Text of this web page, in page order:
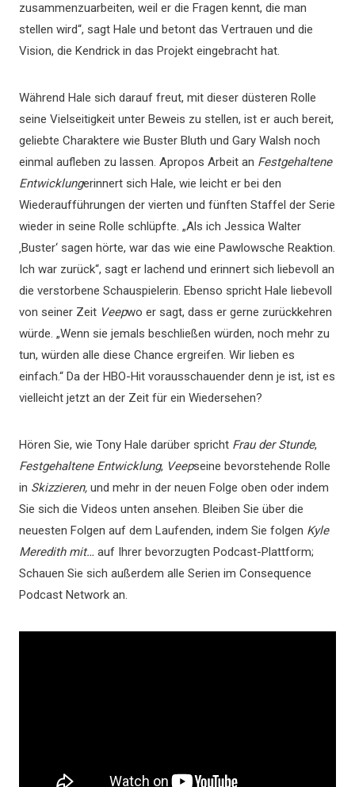
zusammenzuarbeiten, weil er die Fragen kennt, die man
stellen wird“, sagt Hale und betont das Vertrauen und die
Vision, die Kendrick in das Projekt eingebracht hat.
Während Hale sich darauf freut, mit dieser düsteren Rolle
seine Vielseitigkeit unter Beweis zu stellen, ist er auch bereit,
geliebte Charaktere wie Buster Bluth und Gary Walsh noch
einmal aufleben zu lassen. Apropos Arbeit an Festgehaltene
Entwicklungerinnert sich Hale, wie leicht er bei den
Wiederaufführungen der vierten und fünften Staffel der Serie
wieder in seine Rolle schlüpfte. „Als ich Jessica Walter
‚Buster‘ sagen hörte, war das wie eine Pawlowsche Reaktion.
Ich war zurück“, sagt er lachend und erinnert sich liebevoll an
die verstorbene Schauspielerin. Ebenso spricht Hale liebevoll
von seiner Zeit Veepwo er sagt, dass er gerne zurückkehren
würde. „Wenn sie jemals beschließen würden, noch mehr zu
tun, würden alle diese Chance ergreifen. Wir lieben es
einfach.“ Da der HBO-Hit vorausschauender denn je ist, ist es
vielleicht jetzt an der Zeit für ein Wiedersehen?
Hören Sie, wie Tony Hale darüber spricht Frau der Stunde,
Festgehaltene Entwicklung, Veepseine bevorstehende Rolle
in Skizzieren, und mehr in der neuen Folge oben oder indem
Sie sich die Videos unten ansehen. Bleiben Sie über die
neuesten Folgen auf dem Laufenden, indem Sie folgen Kyle
Meredith mit… auf Ihrer bevorzugten Podcast-Plattform;
Schauen Sie sich außerdem alle Serien im Consequence
Podcast Network an.